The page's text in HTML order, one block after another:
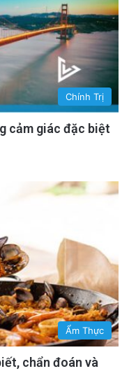
Chính Trị
cảm giác đặc biệt
Ẩm Thực
chẩn đoán và